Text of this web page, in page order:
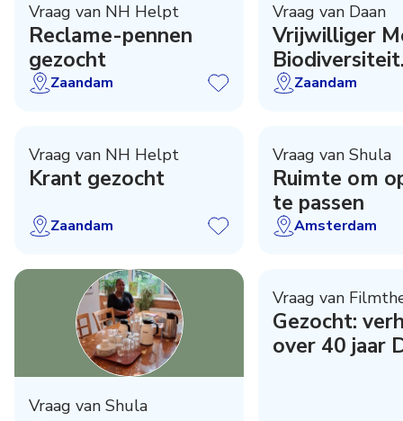
Vraag van NH Helpt
Reclame-pennen
gezocht
Zaandam
Vraag van Daan
Vrijwilliger
Biodiversiteit
Zaanstad
Zaandam
Vraag van NH Helpt
Krant gezocht
Zaandam
Vraag van Shula
Ruimte om
te passen
Amsterdam
Vraag van Shula
Vraag van
Gezocht:
over 40 jaar